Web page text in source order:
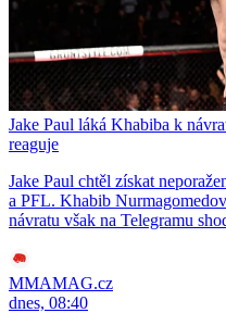
Jake Paul láká Khabiba k
reaguje
Jake Paul chtěl získat
a PFL. Khabib
návratu však na Telegramu
MMAMAG.cz
dnes, 08:40